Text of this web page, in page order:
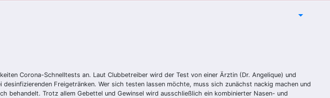
Corona-Schnelltests an. Laut Clubbetreiber wird der Test von einer Ärztin (Dr. Angelique) und
Freigetränken. Wer sich testen lassen möchte, muss sich zunächst nackig machen und
behandelt. Trotz allem Gebettel und Gewinsel wird ausschließlich ein kombinierter Nasen- und